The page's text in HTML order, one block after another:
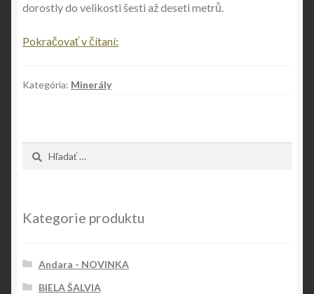
dorostly do velikosti šesti až deseti metrů.
Pokračovať v čítaní:
jev
Kategória: Minerály
Kategorie produktu
Andara - NOVINKA
BIELA ŠALVIA